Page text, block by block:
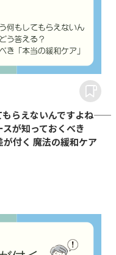
らえないんですよね――
が知っておくべき
が付く 魔法の緩和ケア